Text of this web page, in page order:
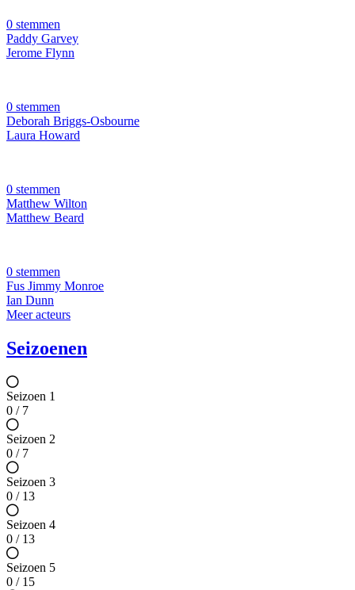
0 stemmen
Paddy Garvey
Jerome Flynn
0 stemmen
Deborah Briggs-Osbourne
Laura Howard
0 stemmen
Matthew Wilton
Matthew Beard
0 stemmen
Fus Jimmy Monroe
Ian Dunn
Meer acteurs
Seizoenen
Seizoen 1
0 / 7
Seizoen 2
0 / 7
Seizoen 3
0 / 13
Seizoen 4
0 / 13
Seizoen 5
0 / 15